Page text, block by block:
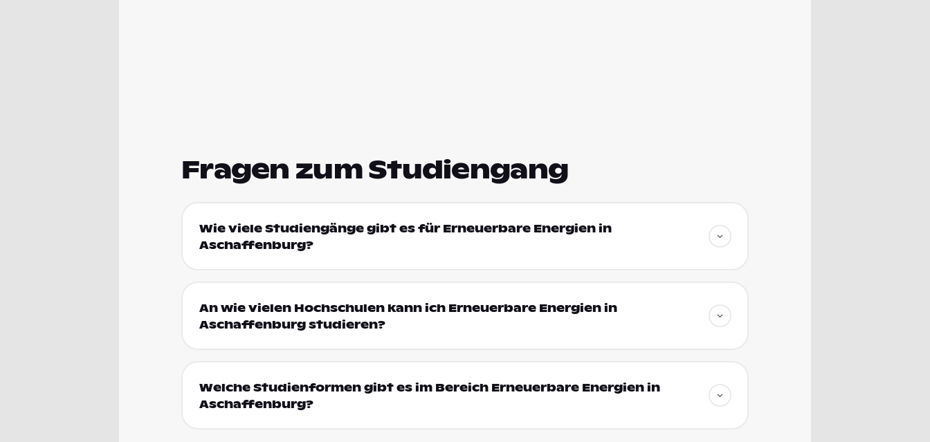
Fragen zum Studiengang
Wie viele Studiengänge gibt es für Erneuerbare Energien in
Aschaffenburg?
An wie vielen Hochschulen kann ich Erneuerbare Energien in
Aschaffenburg studieren?
Welche Studienformen gibt es im Bereich Erneuerbare Energien in
Aschaffenburg?